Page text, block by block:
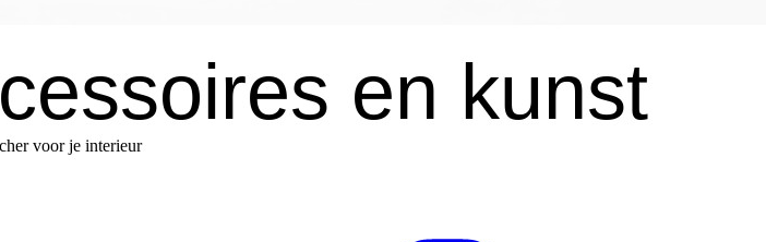
en kunst
voor je interieur